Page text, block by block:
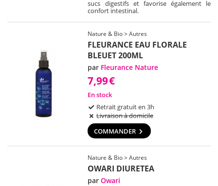
sucs digestifs et favorise également le
confort intestinal.
Nature & Bio > Autres
FLEURANCE EAU FLORALE
BLEUET 200ML
par Fleurance Nature
7,99€
En stock
Retrait gratuit en 3h
Livraison à domicile
COMMANDER
Nature & Bio > Autres
OWARI DIURETEA
parOwari